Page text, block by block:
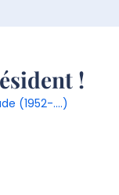
!
(1952-....)